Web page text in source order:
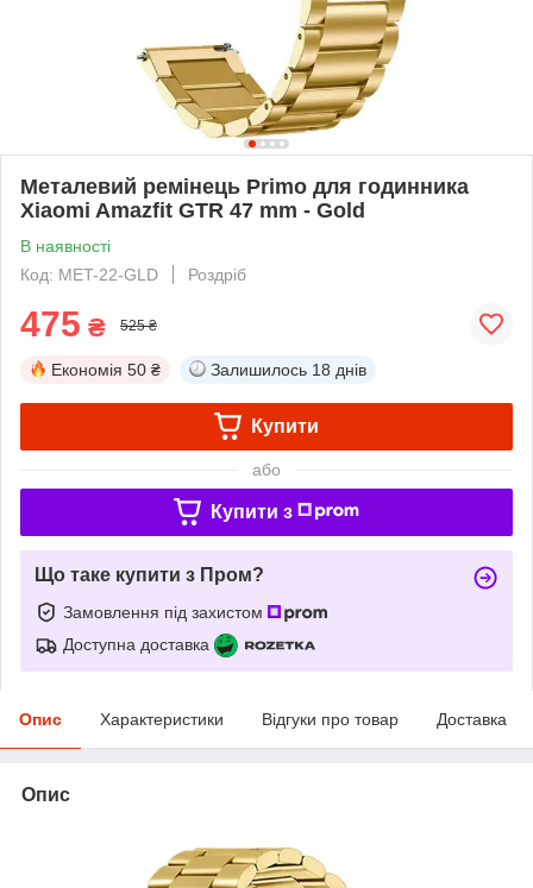
Металевий ремінець Primo для годинника
Xiaomi Amazfit GTR 47 mm - Gold
В наявності
Код: MET-22-GLD
Роздріб
475 ₴ 525 ₴
Економія 50 ₴ Залишилось 18 днів
Купити
або
Купити з
Що таке купити з Пром?
Замовлення під захистом
Доступна доставка
Опис Характеристики Відгуки про товар Доставка
Опис